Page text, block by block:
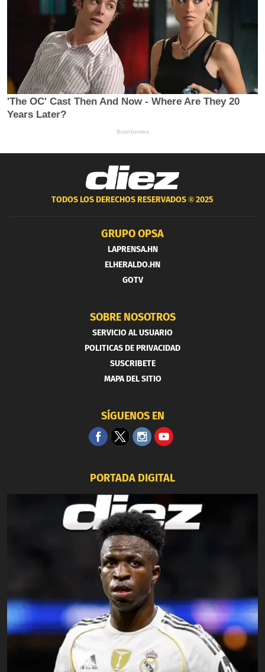
TODOS LOS DERECHOS RESERVADOS ®2025
GRUPO OPSA
LAPRENSA.HN
ELHERALDO.HN
GOTV
SOBRE NOSOTROS
SERVICIO AL USUARIO
POLITICAS DE PRIVACIDAD
SUSCRIBETE
MAPA DEL SITIO
SÍGUENOS EN
PORTADA DIGITAL